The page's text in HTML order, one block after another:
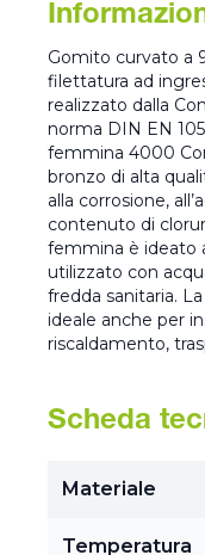
Gomito curvato a
filettatura ad
realizzato dalla
norma DIN EN
femmina 4000
bronzo di alta
alla corrosione,
contenuto di
femmina è ideato
utilizzato con
fredda sanitaria.
ideale anche per
riscaldamento,
Scheda
Materiale
Temperatura